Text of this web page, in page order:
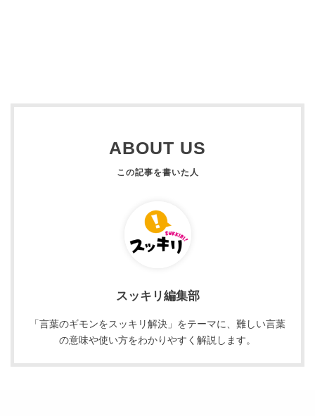
ABOUT US
スッキリ編集部
「言葉のギモンをスッキリ解決」をテーマに、難しい言葉
の意味や使い方をわかりやすく解説します。